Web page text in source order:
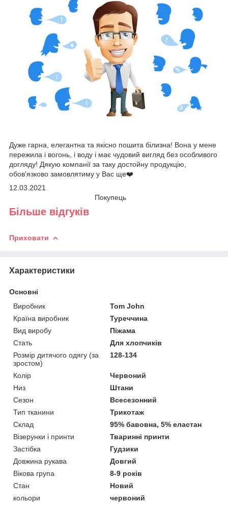
Дуже гарна, елегантна та якісно пошита білизна! Вона у мене
пережила і вогонь, і воду і має чудовий вигляд без особливого
догляду! Дякую компанії за таку достойну продукцію,
обов'язково замовлятиму у Вас ще❤️
12.03.2021
Покупець
Більше відгуків
Приховати
Характеристики
Основні
Виробник
Tom John
Країна виробник
Туреччина
Вид виробу
Піжама
Стать
Для хлопчиків
Розмір дитячого одягу (за
зростом)
128-134
Колір
Червоний
Низ
Штани
Сезон
Всесезонний
Тип тканини
Трикотаж
Склад
95% бавовна, 5% еластан
Візерунки і принти
Тваринні принти
Застібка
Гудзики
Довжина рукава
Довгий
Вікова група
8-9 років
Стан
Новий
кольори
червоний